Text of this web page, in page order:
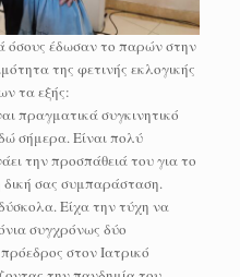
όσους έδωσαν το παρών στην
της φετινής εκλογικής
τα εξής:
πραγματικά συγκινητικό
σήμερα. Είναι πολύ
την προσπάθειά του για το
δική σας συμπαράσταση.
Είχα την τύχη να
συγχρόνως δύο
στον Ιατρικό